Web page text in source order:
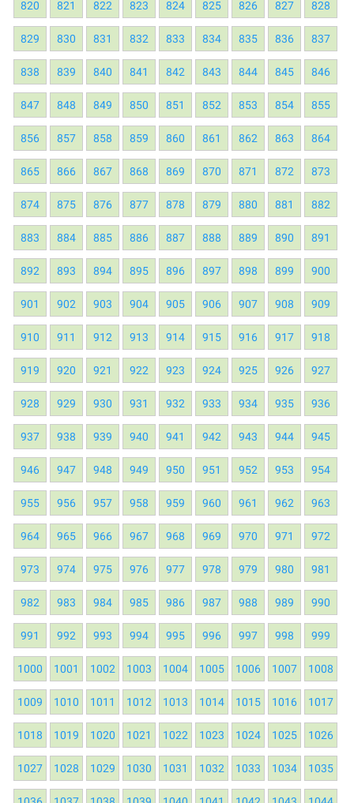
820 821 822 823 824 825 826 827 828
829 830 831 832 833 834 835 836 837
838 839 840 841 842 843 844 845 846
847 848 849 850 851 852 853 854 855
856 857 858 859 860 861 862 863 864
865 866 867 868 869 870 871 872 873
874 875 876 877 878 879 880 881 882
883 884 885 886 887 888 889 890 891
892 893 894 895 896 897 898 899 900
901 902 903 904 905 906 907 908 909
910 911 912 913 914 915 916 917 918
919 920 921 922 923 924 925 926 927
928 929 930 931 932 933 934 935 936
937 938 939 940 941 942 943 944 945
946 947 948 949 950 951 952 953 954
955 956 957 958 959 960 961 962 963
964 965 966 967 968 969 970 971 972
973 974 975 976 977 978 979 980 981
982 983 984 985 986 987 988 989 990
991 992 993 994 995 996 997 998 999
1000 1001 1002 1003 1004 1005 1006 1007 1008
1009 1010 1011 1012 1013 1014 1015 1016 1017
1018 1019 1020 1021 1022 1023 1024 1025 1026
1027 1028 1029 1030 1031 1032 1033 1034 1035